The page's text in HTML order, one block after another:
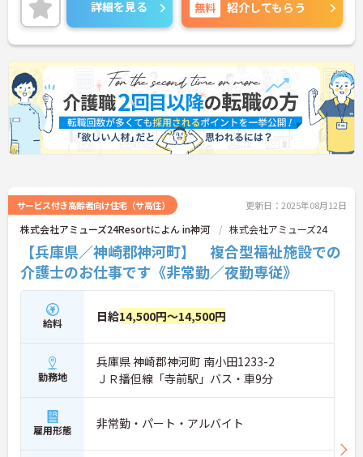
軽にご連絡ください。
詳細を見る 無料 紹介してもらう
サービス付き高齢者向け住宅（サ高住） 更新日：2025年08月12日
株式会社アミューズ24Resortによん in神河 株式会社アミューズ24
【兵庫県／神崎郡神河町】 複合型福祉施設での
介護士のお仕事です《非常勤／夜勤専従》
給料 日給14,500円～14,500円
勤務地
兵庫県 神崎郡神河町 南小田1233-2
ＪＲ播但線「寺前駅」バス・車9分
雇用形態 非常勤・パート・アルバイト